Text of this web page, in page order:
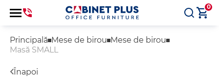
0
Principală Mese de birou Mese de birou
Masă SMALL
Înapoi